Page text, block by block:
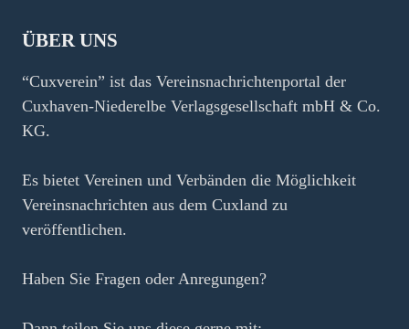
ÜBER UNS
“Cuxverein” ist das Vereinsnachrichtenportal der
Cuxhaven-Niederelbe Verlagsgesellschaft mbH & Co.
KG.
Es bietet Vereinen und Verbänden die Möglichkeit
Vereinsnachrichten aus dem Cuxland zu
veröffentlichen.
Haben Sie Fragen oder Anregungen?